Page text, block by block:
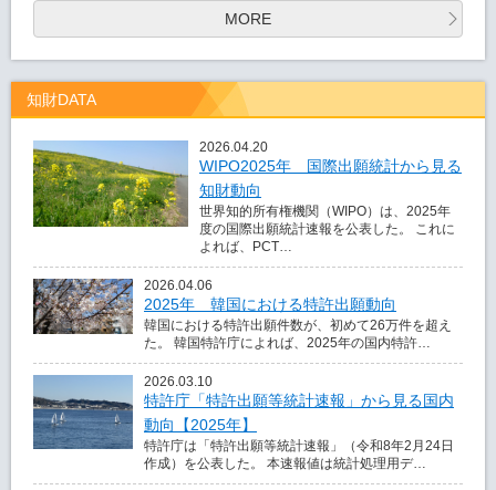
MORE
知財DATA
2026.04.20
WIPO2025年 国際出願統計から見る
知財動向
世界知的所有権機関（WIPO）は、2025年
度の国際出願統計速報を公表した。 これに
よれば、PCT…
2026.04.06
2025年 韓国における特許出願動向
韓国における特許出願件数が、初めて26万件を超え
た。 韓国特許庁によれば、2025年の国内特許…
2026.03.10
特許庁「特許出願等統計速報」から見る国内
動向【2025年】
特許庁は「特許出願等統計速報」（令和8年2月24日
作成）を公表した。 本速報値は統計処理用デ…